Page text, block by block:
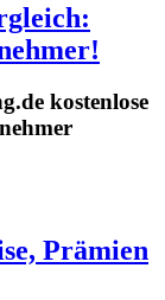
kostenlose
Prämien